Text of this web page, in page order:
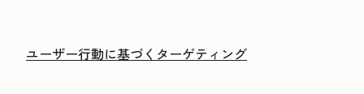
ユーザー行動に基づくターゲティング